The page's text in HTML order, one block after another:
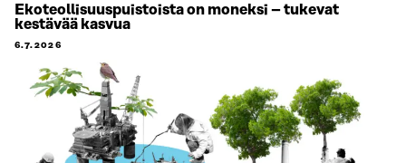
Ekoteollisuuspuistoista on moneksi – tukevat
kestävää kasvua
6.7.2026